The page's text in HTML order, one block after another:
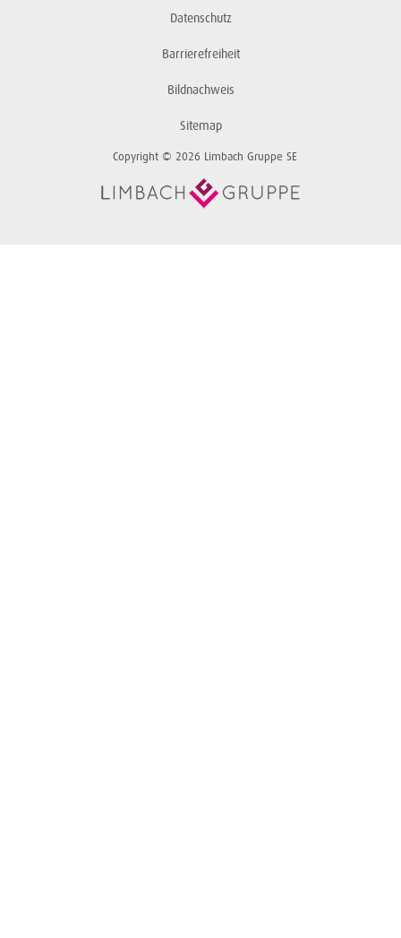
Datenschutz
Barrierefreiheit
Bildnachweis
Sitemap
Copyright © 2026 Limbach Gruppe SE